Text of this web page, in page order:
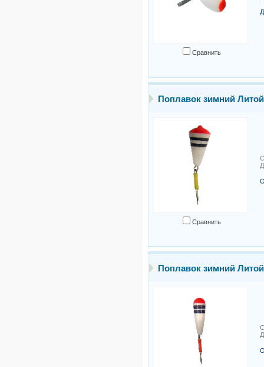
Сравнить
Поплавок зимний
Сравнить
Поплавок зимний